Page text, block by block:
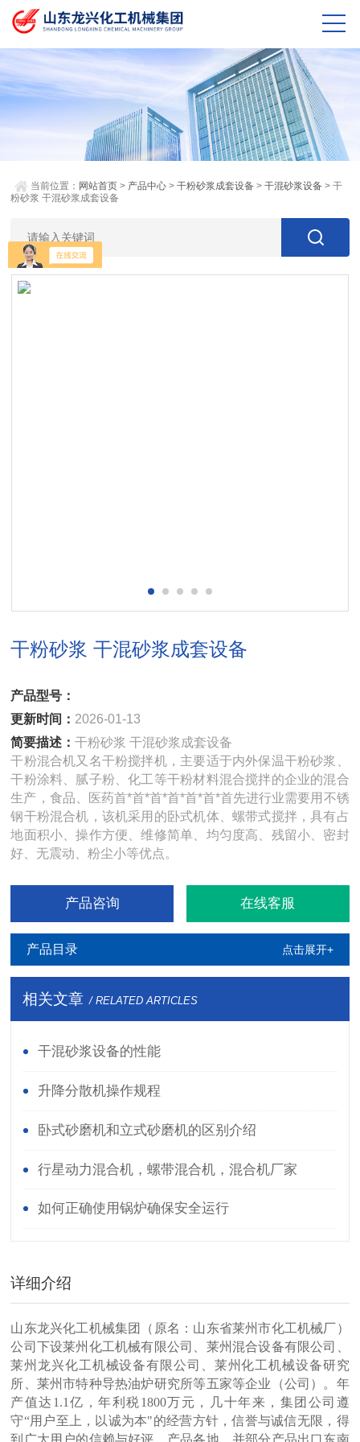
当前位置： 网站首页 > 产品中心 >干粉砂浆成套设备 >干混砂浆设备 > 干
粉砂浆 干混砂浆成套设备
干粉砂浆 干混砂浆成套设备
产品型号：
更新时间： 2026-01-13
简要描述：干粉砂浆 干混砂浆成套设备
干粉混合机又名干粉搅拌机，主要适于内外保温干粉砂浆、
干粉涂料、腻子粉、化工等干粉材料混合搅拌的企业的混合
生产，食品、医药首*首*首*首*首*首*首先进行业需要用不锈
钢干粉混合机，该机采用的卧式机体、螺带式搅拌，具有占
地面积小、操作方便、维修简单、均匀度高、残留小、密封
好、无震动、粉尘小等优点。
产品咨询 在线客服
产品目录 点击展开+
相关文章 / RELATED ARTICLES
干混砂浆设备的性能
升降分散机操作规程
卧式砂磨机和立式砂磨机的区别介绍
行星动力混合机，螺带混合机，混合机厂家
如何正确使用锅炉确保安全运行
详细介绍
山东龙兴化工机械集团（原名：山东省莱州市化工机械厂）
公司下设莱州化工机械有限公司、莱州混合设备有限公司、
莱州龙兴化工机械设备有限公司、莱州化工机械设备研究
所、莱州市特种导热油炉研究所等五家等企业（公司）。年
产值达1.1亿，年利税1800万元，几十年来，集团公司遵
守“用户至上，以诚为本"的经营方针，信誉与诚信无限，得